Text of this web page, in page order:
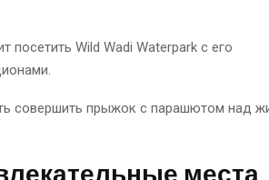
посетить Wild Wadi Waterpark с его
совершить прыжок с парашютом над
места